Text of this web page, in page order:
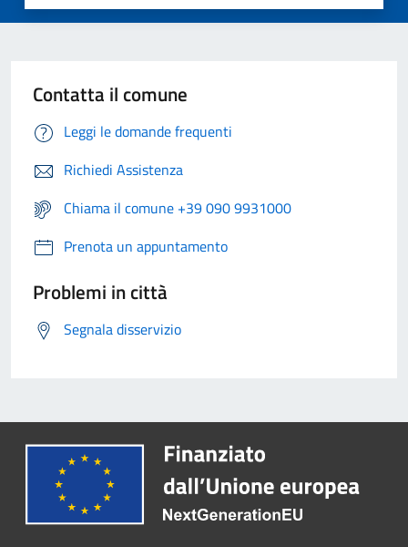
Contatta il comune
Leggi le domande frequenti
Richiedi Assistenza
Chiama il comune +39 090 9931000
Prenota un appuntamento
Problemi in città
Segnala disservizio